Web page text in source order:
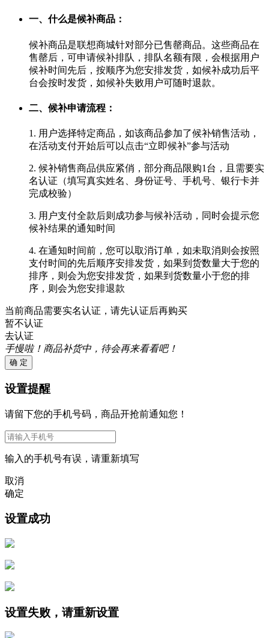
一、什么是候补商品：
候补商品是联想商城针对部分已售罄商品。这些商品在
售罄后，可申请候补排队，排队名额有限，会根据用户
候补时间先后，按顺序为您安排发货，如候补成功后平
台会按时发货，如候补失败用户可随时退款。
二、候补申请流程：
1. 用户选择特定商品，如该商品参加了候补销售活动，
在活动支付开始后可以点击“立即候补”参与活动
2. 候补销售商品供应紧俏，部分商品限购1台，且需要实
名认证（填写真实姓名、身份证号、手机号、银行卡并
完成校验）
3. 用户支付全款后则成功参与候补活动，同时会提示您
候补结果的通知时间
4. 在通知时间前，您可以取消订单，如未取消则会按照
支付时间的先后顺序安排发货，如果到货数量大于您的
排序，则会为您安排发货，如果到货数量小于您的排
序，则会为您安排退款
当前商品需要实名认证，请先认证后再购买
暂不认证
去认证
手慢啦！商品补货中，待会再来看看吧！
确 定
设置提醒
请留下您的手机号码，商品开抢前通知您！
输入的手机号有误，请重新填写
取消
确定
设置成功
设置失败，请重新设置